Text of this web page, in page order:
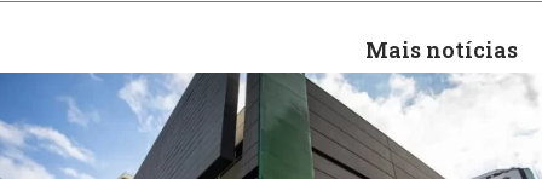
Mais notícias